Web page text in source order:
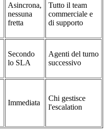
Asincrona,
nessuna
fretta
Tutto il team
commerciale e
di supporto
Secondo
lo SLA
Agenti del turno
successivo
Immediata
Chi gestisce
l'escalation